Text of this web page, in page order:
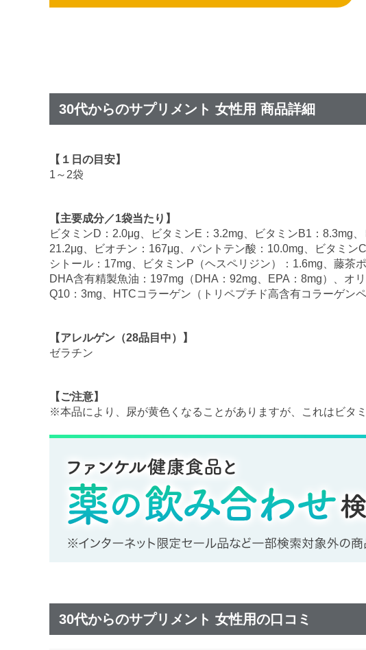
30代からのサプリメント 女性用 商品詳細
【１日の目安】
1～2袋
【主要成分／1袋当たり】
ビタミンD：2.0μg、ビタミンE：3.2mg、ビタミンB1：8.3mg
21.2μg、ビオチン：167μg、パントテン酸：10.0mg、ビタミ
シトール：17mg、ビタミンP（ヘスペリジン）：1.6mg、藤茶
DHA含有精製魚油：197mg（DHA：92mg、EPA：8mg）、オ
Q10：3mg、HTCコラーゲン（トリペプチド高含有コラーゲン
【アレルゲン（28品目中）】
ゼラチン
【ご注意】
※本品により、尿が黄色くなることがありますが、これはビタ
30代からのサプリメント 女性用の口コミ